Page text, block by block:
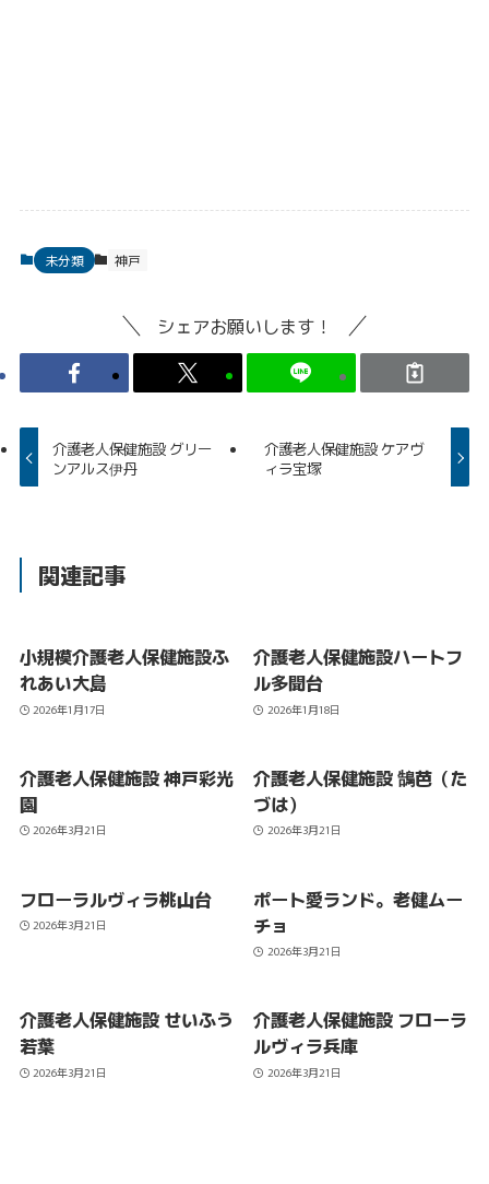
未分類 神戸
シェアお願いします！
介護老人保健施設 グリー
ンアルス伊丹
介護老人保健施設 ケアヴ
ィラ宝塚
関連記事
小規模介護老人保健施設ふ
れあい大島
2026年1月17日
介護老人保健施設ハートフ
ル多聞台
2026年1月18日
介護老人保健施設 神戸彩光
園
2026年3月21日
介護老人保健施設 鵠芭（た
づは）
2026年3月21日
フローラルヴィラ桃山台
2026年3月21日
ポート愛ランド。老健ムー
チョ
2026年3月21日
介護老人保健施設 せいふう
若葉
2026年3月21日
介護老人保健施設 フローラ
ルヴィラ兵庫
2026年3月21日